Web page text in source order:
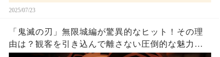
2025/07/23
「鬼滅の刃」無限城編が驚異的なヒット！その理
由は？観客を引き込んで離さない圧倒的な魅力と